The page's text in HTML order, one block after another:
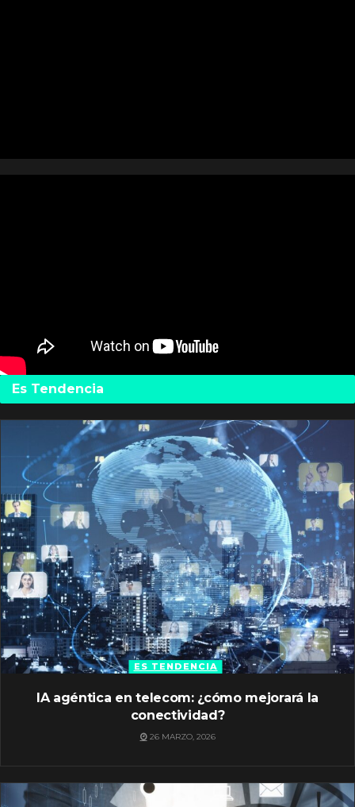
Es Tendencia
ES TENDENCIA
IA agéntica en telecom: ¿cómo mejorará la
conectividad?
26 MARZO, 2026